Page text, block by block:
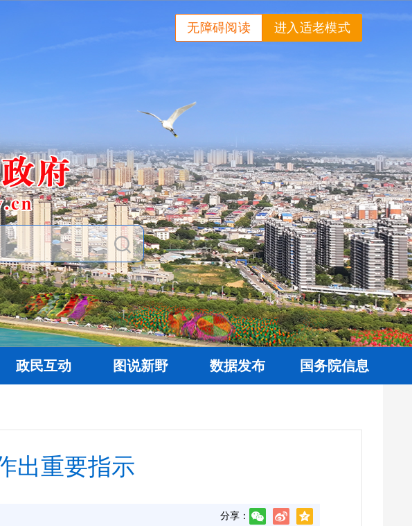
进入适老模式
无障碍阅读
政民互动 图说新野 数据发布 国务院信息
出重要指示
分享：